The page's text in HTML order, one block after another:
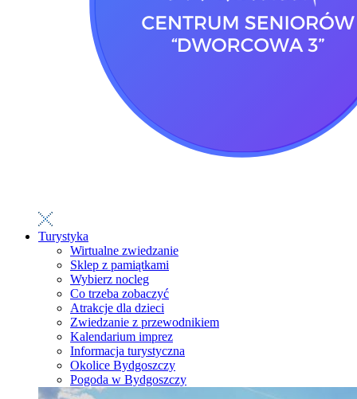
Turystyka
Wirtualne zwiedzanie
Sklep z pamiątkami
Wybierz nocleg
Co trzeba zobaczyć
Atrakcje dla dzieci
Zwiedzanie z przewodnikiem
Kalendarium imprez
Informacja turystyczna
Okolice Bydgoszczy
Pogoda w Bydgoszczy